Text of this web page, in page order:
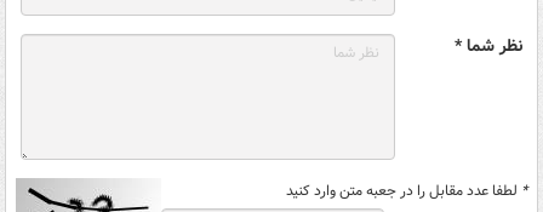
نظر شما *
* لطفا عدد مقابل را در جعبه متن وارد کنید